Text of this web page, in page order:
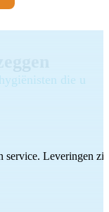
die u
Leveringen